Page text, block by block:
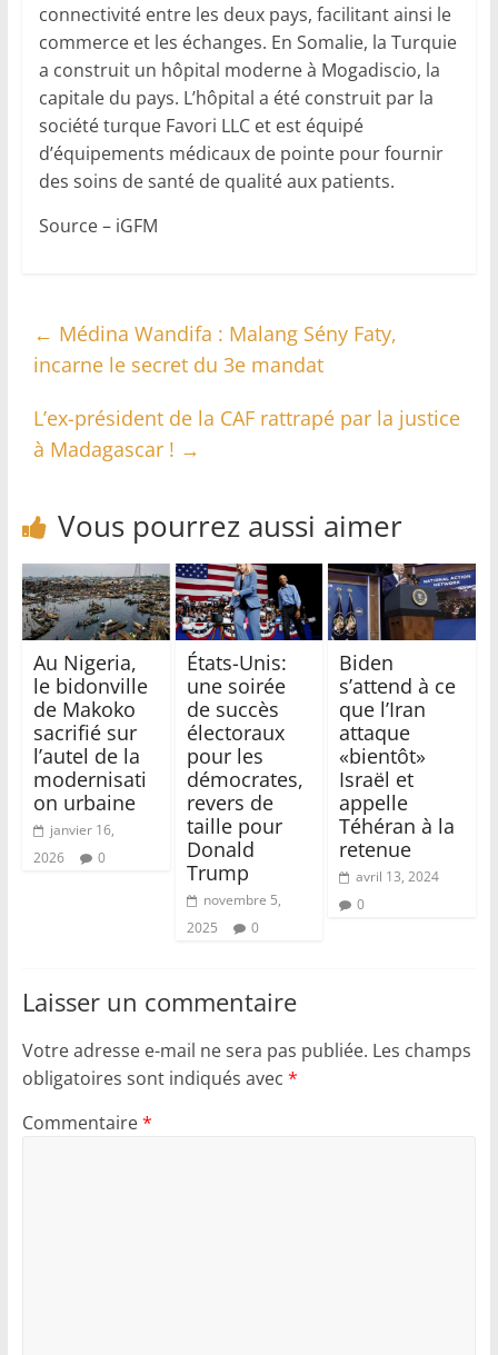
connectivité entre les deux pays, facilitant ainsi le
commerce et les échanges. En Somalie, la Turquie
a construit un hôpital moderne à Mogadiscio, la
capitale du pays. L’hôpital a été construit par la
société turque Favori LLC et est équipé
d’équipements médicaux de pointe pour fournir
des soins de santé de qualité aux patients.
Source – iGFM
← Médina Wandifa : Malang Sény Faty,
incarne le secret du 3e mandat
L’ex-président de la CAF rattrapé par la justice
à Madagascar ! →
Vous pourrez aussi aimer
Au Nigeria,
le bidonville
de Makoko
sacrifié sur
l’autel de la
modernisati
on urbaine
janvier 16,
2026
0
États-Unis:
une soirée
de succès
électoraux
pour les
démocrates,
revers de
taille pour
Donald
Trump
novembre 5,
2025
0
Biden
s’attend à ce
que l’Iran
attaque
«bientôt»
Israël et
appelle
Téhéran à la
retenue
avril 13, 2024
0
Laisser un commentaire
Votre adresse e-mail ne sera pas publiée. Les champs
obligatoires sont indiqués avec *
Commentaire*